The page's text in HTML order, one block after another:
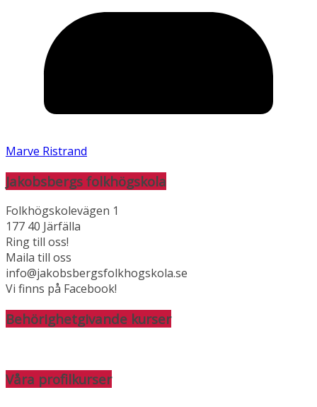
Marve Ristrand
Jakobsbergs folkhögskola
Folkhögskolevägen 1
177 40 Järfälla
Ring till oss!
Maila till oss
info@jakobsbergsfolkhogskola.se
Vi finns på Facebook!
Behörighetgivande kurser
Våra profilkurser